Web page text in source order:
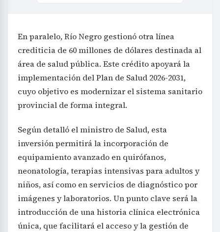
En paralelo, Río Negro gestionó otra línea
crediticia de 60 millones de dólares destinada al
área de salud pública. Este crédito apoyará la
implementación del Plan de Salud 2026-2031,
cuyo objetivo es modernizar el sistema sanitario
provincial de forma integral.
Según detalló el ministro de Salud, esta
inversión permitirá la incorporación de
equipamiento avanzado en quirófanos,
neonatología, terapias intensivas para adultos y
niños, así como en servicios de diagnóstico por
imágenes y laboratorios. Un punto clave será la
introducción de una historia clínica electrónica
única, que facilitará el acceso y la gestión de